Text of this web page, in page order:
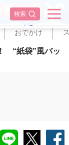
検索
✕
おでかけ
“紙袋”風バッ